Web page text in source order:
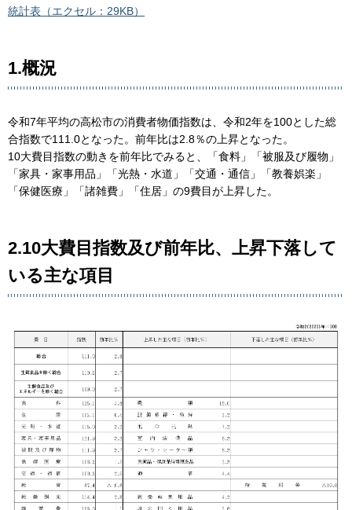
統計表（エクセル：29KB）
1.概況
令和7年平均の高松市の消費者物価指数は、令和2年を100とした総
合指数で111.0となった。前年比は2.8％の上昇となった。
10大費目指数の動きを前年比でみると、「食料」「被服及び履物」
「家具・家事用品」「光熱・水道」「交通・通信」「教養娯楽」
「保健医療」「諸雑費」「住居」の9費目が上昇した。
2.10大費目指数及び前年比、上昇下落して
いる主な項目